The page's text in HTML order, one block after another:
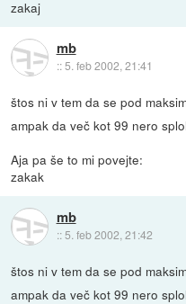
zakaj
mb
::5. feb 2002, 21:41
štos ni v tem da se pod
ampak da več kot 99 nero
Aja pa še to mi povejte:
zakak
mb
:: 5. feb 2002, 21:42
štos ni v tem da se pod
ampak da več kot 99 nero